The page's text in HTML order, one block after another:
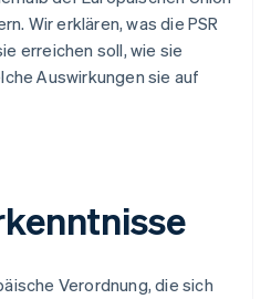
Wir erklären, was die PSR
erreichen soll, wie sie
Auswirkungen sie auf
Verordnung, die sich